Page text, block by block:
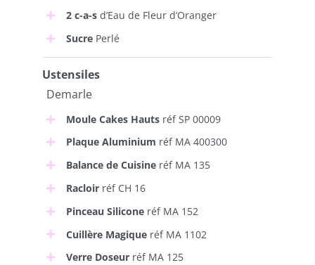
2 c-a-sd’Eau de Fleur d’Oranger
SucrePerlé
Ustensiles
Demarle
Moule Cakes Hautsréf SP 00009
Plaque Aluminium réf MA 400300
Balance de Cuisineréf MA 135
Racloirréf CH 16
Pinceau Siliconeréf MA 152
Cuillère Magiqueréf MA 1102
Verre Doseurréf MA 125